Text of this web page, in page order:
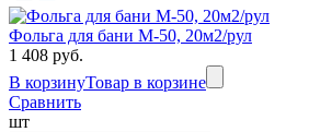
Фольга для бани М-50, 20м2/рул
1 408 руб.
В корзинуТовар в корзине
Сравнить
шт